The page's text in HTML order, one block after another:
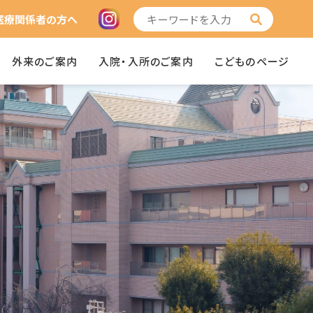
療関係者の方へ
外来のご案内 入院・入所のご案内 こどものページ